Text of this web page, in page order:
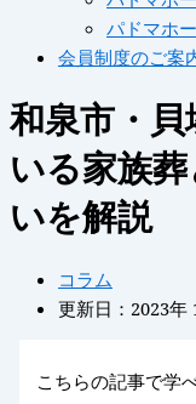
パドマホ
会員制度のご案
和泉市・
いる家族
いを解説
コラム
更新日：2023年
こちらの記事で学